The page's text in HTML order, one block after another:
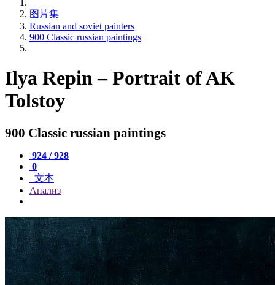
图片集
Russian and soviet painters
900 Classic russian paintings
Ilya Repin – Portrait of AK
Tolstoy
900 Classic russian paintings
924 / 928
0
文本
Анализ